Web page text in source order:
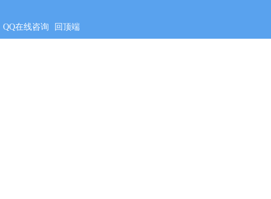
QQ在线咨询 回顶端